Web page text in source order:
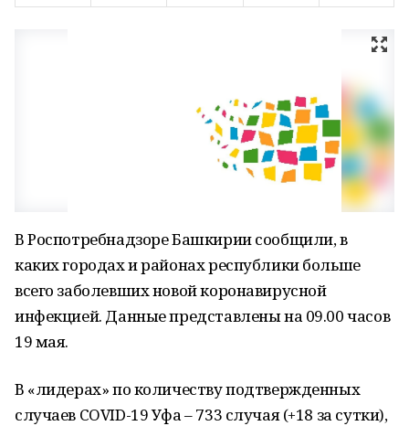
В Роспотребнадзоре Башкирии сообщили, в
каких городах и районах республики больше
всего заболевших новой коронавирусной
инфекцией. Данные представлены на 09.00 часов
19 мая.
В «лидерах» по количеству подтвержденных
случаев COVID-19 Уфа – 733 случая (+18 за сутки),